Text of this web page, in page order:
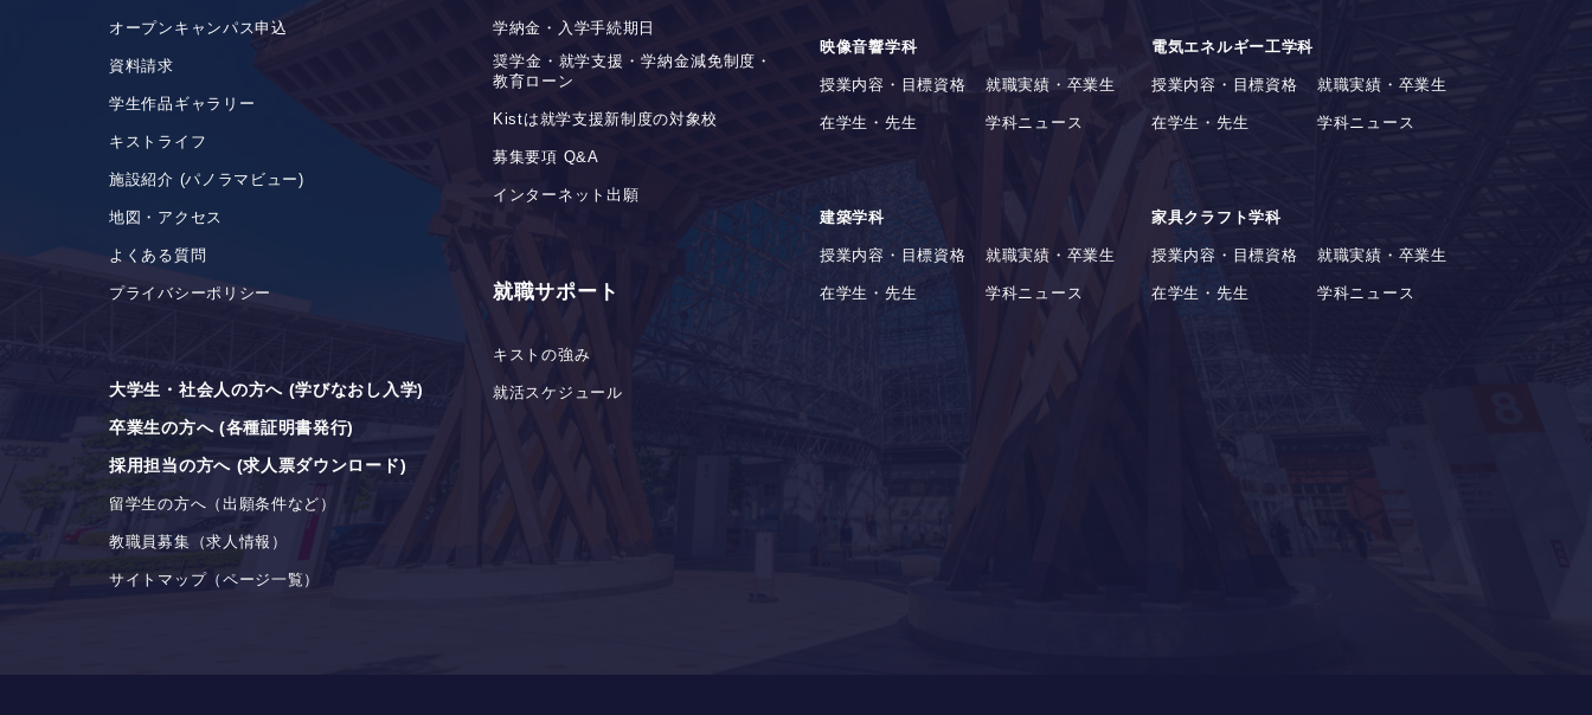
オープンキャンパス申込
資料請求
学生作品ギャラリー
キストライフ
施設紹介 (パノラマビュー)
地図・アクセス
よくある質問
プライバシーポリシー
大学生・社会人の方へ (学びなおし入学)
卒業生の方へ (各種証明書発行)
採用担当の方へ (求人票ダウンロード)
留学生の方へ（出願条件など）
教職員募集（求人情報）
サイトマップ（ページ一覧）
学納金・入学手続期日
奨学金・就学支援・学納金減免制度・
教育ローン
Kistは就学支援新制度の対象校
募集要項 Q&A
インターネット出願
就職サポート
キストの強み
就活スケジュール
映像音響学科
授業内容・目標資格 就職実績・卒業生
在学生・先生 学科ニュース
電気エネルギー工学科
授業内容・目標資格 就職実績・卒業生
在学生・先生 学科ニュース
建築学科
授業内容・目標資格 就職実績・卒業生
在学生・先生 学科ニュース
家具クラフト学科
授業内容・目標資格 就職実績・卒業生
在学生・先生 学科ニュース